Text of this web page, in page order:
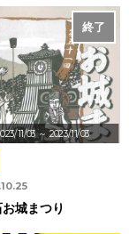
11/03～ 2023/11/03
終了
城まつり